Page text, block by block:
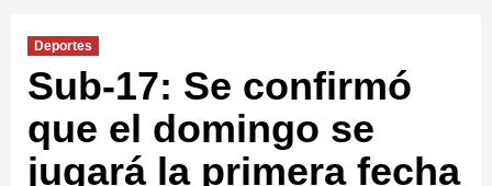
Deportes
Sub-17: Se confirmó
que el domingo se
jugará la primera fecha